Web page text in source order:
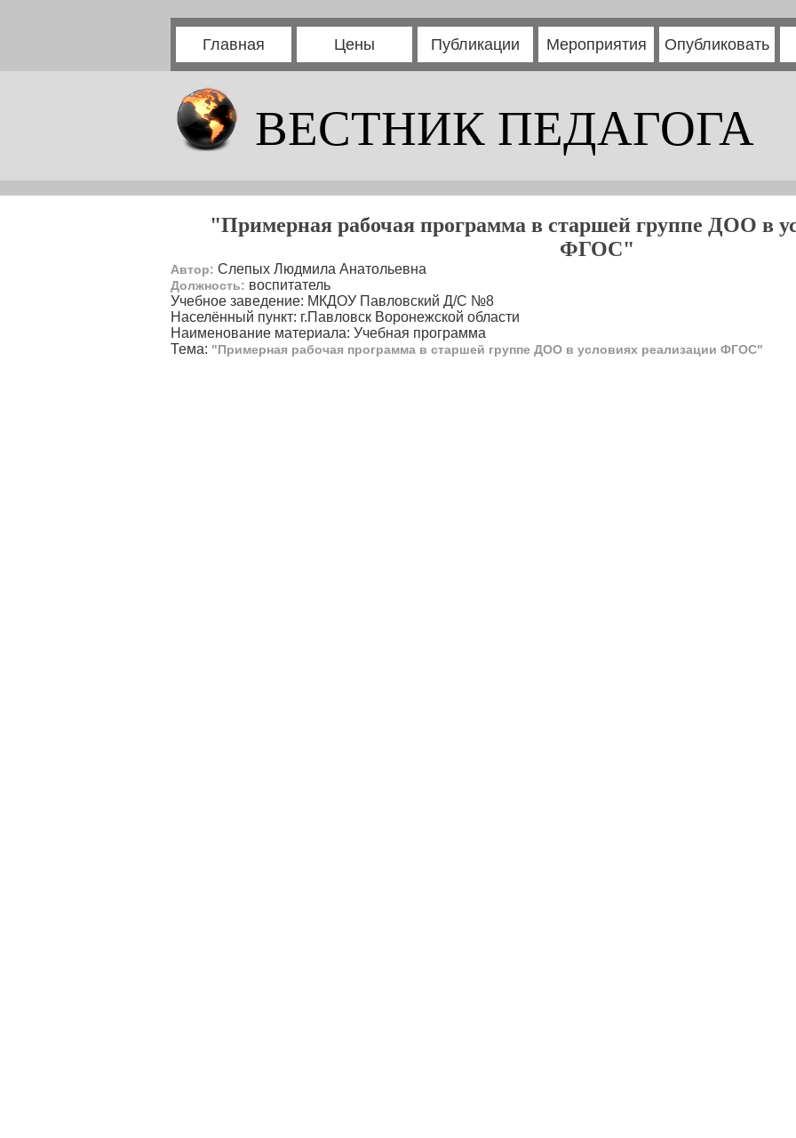
Главная Цены Публикации Мероприятия Опубликовать
ВЕСТНИК ПЕДАГОГА
"Примерная рабочая программа в старшей группе ДОО в
ФГОС"
Автор: Слепых Людмила Анатольевна
Должность: воспитатель
Учебное заведение: МКДОУ Павловский Д/С №8
Населённый пункт: г.Павловск Воронежской области
Наименование материала: Учебная программа
Тема: "Примерная рабочая программа в старшей группе ДОО в условиях реализации ФГОС"